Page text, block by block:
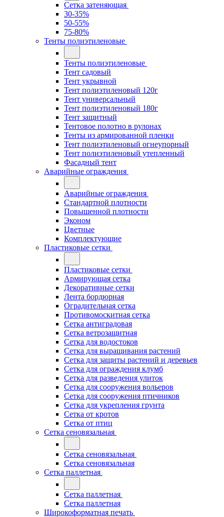
Сетка затеняющая
30-35%
50-55%
75-80%
Тенты полиэтиленовые
Тенты полиэтиленовые
Тент садовый
Тент укрывной
Тент полиэтиленовый 120г
Тент универсальный
Тент полиэтиленовый 180г
Тент защитный
Тентовое полотно в рулонах
Тенты из армированной пленки
Тент полиэтиленовый огнеупорный
Тент полиэтиленовый утепленный
Фасадный тент
Аварийные ограждения
Аварийные ограждения
Стандартной плотности
Повышенной плотности
Эконом
Цветные
Комплектующие
Пластиковые сетки
Пластиковые сетки
Армирующая сетка
Декоративные сетки
Лента бордюрная
Оградительная сетка
Противомоскитная сетка
Сетка антиградовая
Сетка ветрозащитная
Сетка для водостоков
Сетка для выращивания растений
Сетка для защиты растений и деревьев
Сетка для ограждения клумб
Сетка для разведения улиток
Сетка для сооружения вольеров
Сетка для сооружения птичников
Сетка для укрепления грунта
Сетка от кротов
Сетка от птиц
Сетка сеновязальная
Сетка сеновязальная
Сетка сеновязальная
Сетка паллетная
Сетка паллетная
Сетка паллетная
Широкоформатная печать